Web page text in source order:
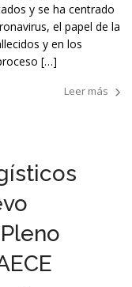
y se ha centrado
el papel de la
y en los
[…]
Leer más